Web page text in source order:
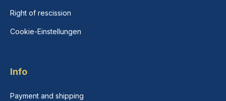
Right of rescission
Cookie-Einstellungen
Info
Payment and shipping